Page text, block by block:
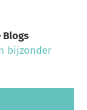
bijzonder
in